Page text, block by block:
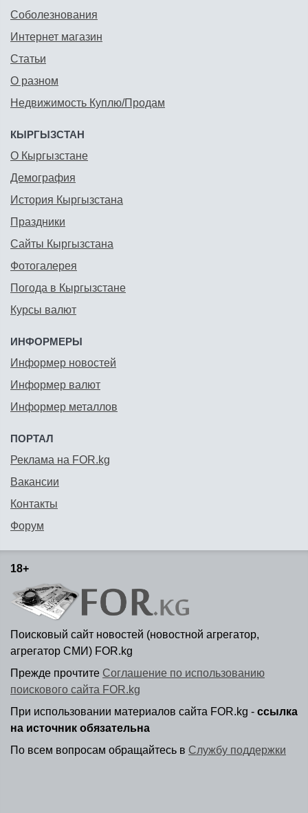
Соболезнования
Интернет магазин
Статьи
О разном
Недвижимость Куплю/Продам
КЫРГЫЗСТАН
О Кыргызстане
Демография
История Кыргызстана
Праздники
Сайты Кыргызстана
Фотогалерея
Погода в Кыргызстане
Курсы валют
ИНФОРМЕРЫ
Информер новостей
Информер валют
Информер металлов
ПОРТАЛ
Реклама на FOR.kg
Вакансии
Контакты
Форум
18+
Поисковый сайт новостей (новостной агрегатор,
агрегатор СМИ) FOR.kg
Прежде прочтите Соглашение по использованию
поискового сайта FOR.kg
При использовании материалов сайта FOR.kg - ссылка
на источник обязательна
По всем вопросам обращайтесь в Службу поддержки